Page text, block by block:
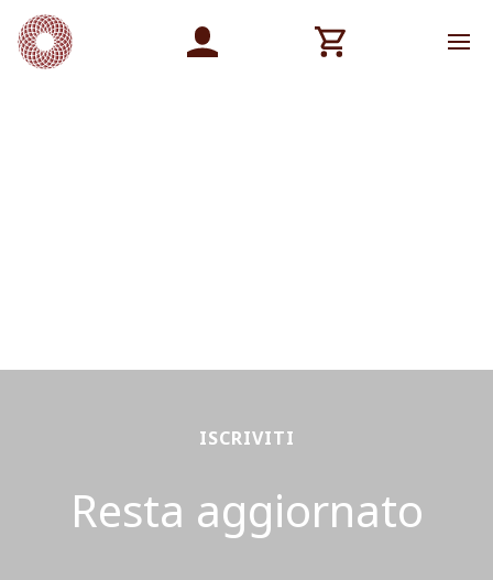
ISCRIVITI
Resta aggiornato